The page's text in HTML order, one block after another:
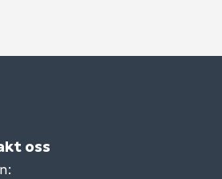
oss
: